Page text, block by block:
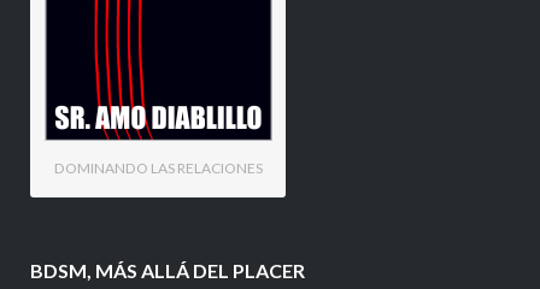
DOMINANDO LAS RELACIONES
BDSM, MÁS ALLÁ DEL PLACER